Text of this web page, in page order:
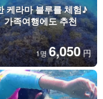
케라마 블루를 체험♪
가족여행에도 추천
1명6,050 円